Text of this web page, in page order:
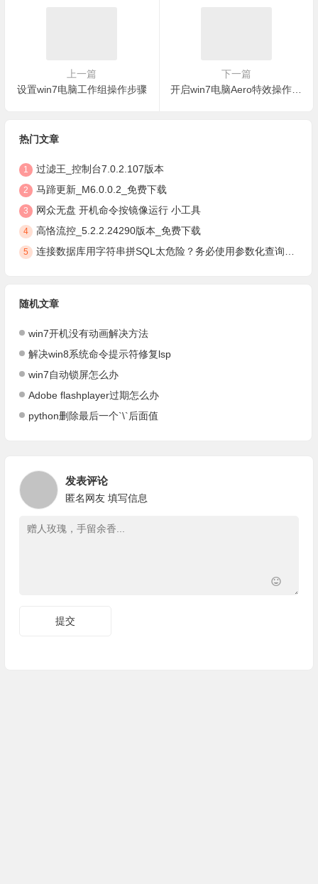
上一篇
设置win7电脑工作组操作步骤
下一篇
开启win7电脑Aero特效操作步骤
热门文章
1 过滤王_控制台7.0.2.107版本
2 马蹄更新_M6.0.0.2_免费下载
3 网众无盘 开机命令按镜像运行 小工具
4 高恪流控_5.2.2.24290版本_免费下载
5 连接数据库用字符串拼SQL太危险？务必使用参数化查询，安全防注入
随机文章
win7开机没有动画解决方法
解决win8系统命令提示符修复lsp
win7自动锁屏怎么办
Adobe flashplayer过期怎么办
python删除最后一个`\`后面值
发表评论
匿名网友 填写信息